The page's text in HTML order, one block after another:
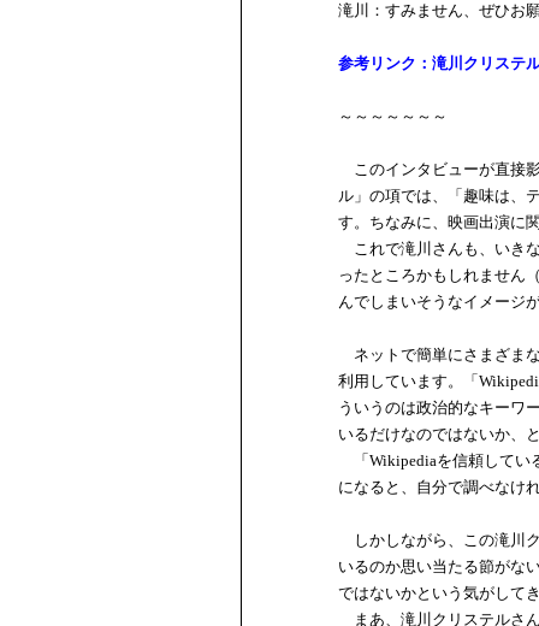
滝川：すみません、ぜひお
参考リンク：滝川クリステ
～～～～～～～
このインタビューが直接
ル」の項では、「趣味は、
す。ちなみに、映画出演に
これで滝川さんも、いき
ったところかもしれません
んでしまいそうなイメージ
ネットで簡単にさまざま
利用しています。「
ういうのは政治的なキーワ
いるだけなのではないか、
「Wikipediaを信頼してい
になると、自分で調べなけ
しかしながら、この滝川
いるのか思い当たる節がな
ではないかという気がして
まあ、滝川クリステルさ